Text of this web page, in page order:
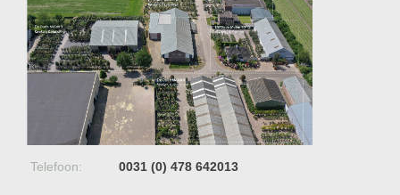
Telefoon: 0031 (0) 478 642013